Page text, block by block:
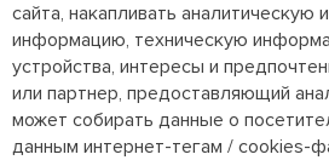
сайта, накапливать аналитическую
информацию, техническую
устройства, интересы и
или партнер, предоставляющий
может собирать данные о
данным интернет-тегам / cookies-